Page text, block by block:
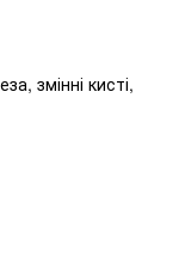
змінні кисті,